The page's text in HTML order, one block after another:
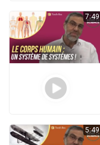
7:49
5:49